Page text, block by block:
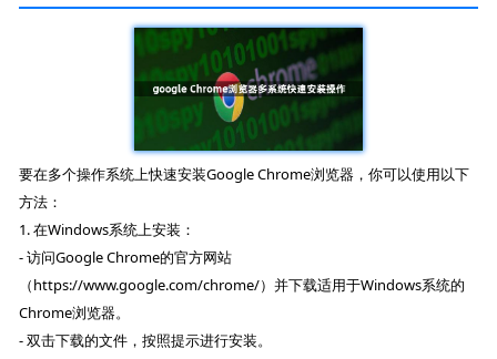
要在多个操作系统上快速安装Google Chrome浏览器，你可以使用以下
方法：
1. 在Windows系统上安装：
- 访问Google Chrome的官方网站
（https://www.google.com/chrome/）并下载适用于Windows系统的
Chrome浏览器。
- 双击下载的文件，按照提示进行安装。